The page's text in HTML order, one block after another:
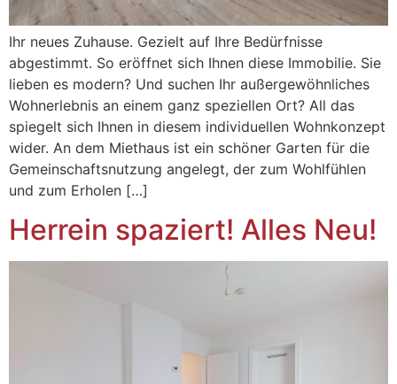
Ihr neues Zuhause. Gezielt auf Ihre Bedürfnisse
abgestimmt. So eröffnet sich Ihnen diese Immobilie. Sie
lieben es modern? Und suchen Ihr außergewöhnliches
Wohnerlebnis an einem ganz speziellen Ort? All das
spiegelt sich Ihnen in diesem individuellen Wohnkonzept
wider. An dem Miethaus ist ein schöner Garten für die
Gemeinschaftsnutzung angelegt, der zum Wohlfühlen
und zum Erholen […]
Herrein spaziert! Alles Neu!